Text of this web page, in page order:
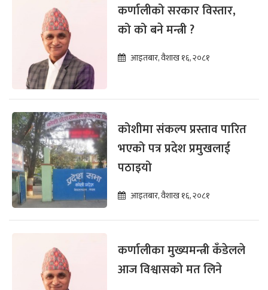
कर्णालीको सरकार विस्तार,
को को बने मन्त्री ?
आइतबार, वैशाख १६, २०८१
कोशीमा संकल्प प्रस्ताव पारित
भएको पत्र प्रदेश प्रमुखलाई
पठाइयो
आइतबार, वैशाख १६, २०८१
कर्णालीका मुख्यमन्त्री कँडेलले
आज विश्वासको मत लिने